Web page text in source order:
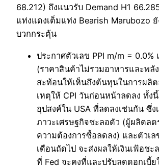
68.212) ถึงแนวรับ Demand H1
แท่งแดงเต็มแท่ง Bearish Marubozo
บวกกระตุ้น
ประกาศตัวเลข PPI m/m = 0.0%
(ราคาสินค้าไม่รวมอาหารและพลั
สะท้อนให้เห็นถึงต้นทุนในการผลิ
เหตุให้ CPI วันก่อนหน้าลดลง ทั้ง
อุปสงค์ใน USA ที่ลดลงเช่นกัน ซึ่ง
ภาวะเศรษฐกิจชะลอตัว (ผู้ผลิตลด
ความต้องการซื้อลดลง) และตัวเล
เดือนถัดไป จะส่งผลให้เงินเฟ้อช
ที่ Fed จะคงที่และปรับลดดอกเบี้